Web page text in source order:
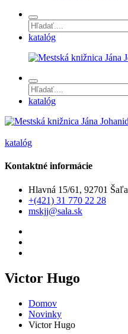
katalóg
katalóg
katalóg
Kontaktné informácie
Hlavná 15/61, 92701 Šaľa
+(421) 31 770 22 28
mskjj@sala.sk
Victor Hugo
Domov
Novinky
Victor Hugo